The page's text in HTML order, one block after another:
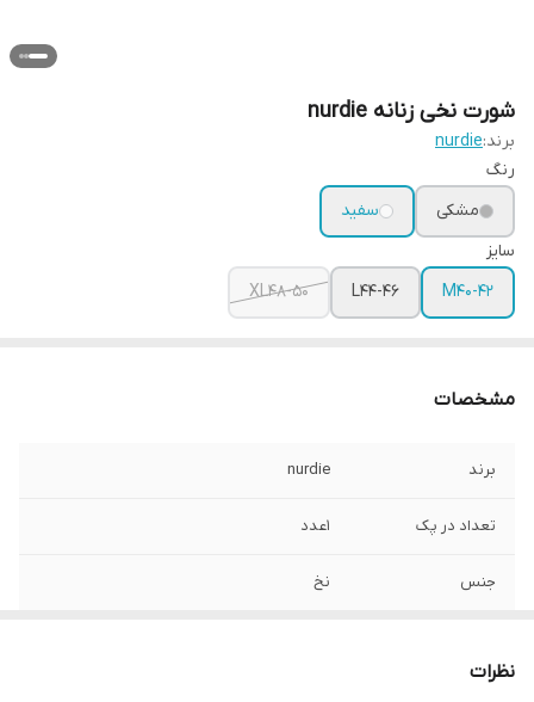
شورت نخی زنانه nurdie
برند:nurdie
رنگ
مشکی
سفید
سایز
M40-42
L44-46
XL48-50
مشخصات
برند nurdie
تعداد در پک 1عدد
جنس نخ
نظرات